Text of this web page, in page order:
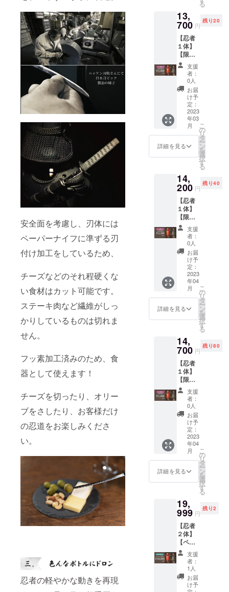
安全面を考慮し、刃体には
ペーパーナイフに準ずる刃
付け加工をしているため、
チーズなどのそれ程硬くな
い食材はカット可能です。
ステーキ肉など繊維がしっ
かりしているものは切れま
せん。
フッ素加工済みのため、食
器として使えます！
チーズを切ったり、オリー
ブをさしたり、お客様だけ
の忍道をお楽しみくださ
い。
忍者の軽やかな動きを再現
る
13,
700 円
残り20
【忍者
１体】
【限定
２０
体】忍
者１
体 赤/
黒 定
16,500
支援
者：
0人
お届
け予
定：
2023
年03
月
詳細を見る
こ
の
リ
タ
ー
ン
を
選
択
す
る
14,
200 円
残り40
【忍者
１体】
【限定
40体】
忍者ボ
トルカ
バー 赤/
黒 定
16,500
支援
者：
0人
お届
け予
定：
2023
年04
月
詳細を見る
こ
の
リ
タ
ー
ン
を
選
択
す
る
14,
700 円
残り80
【忍者
１体】
【限定
80体】
忍者ボ
トルカ
バー赤/
黒 定
16,500
支援
者：
0人
お届
け予
定：
2023
年04
月
詳細を見る
こ
の
リ
タ
ー
ン
を
選
択
す
る
19,
999 円
残り2
【忍者
２体】
【ペ
ア】
【限定
３セッ
ト】忍
者ボト
支援
者：
1人
お届
け予